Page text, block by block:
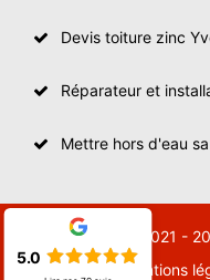
Devis toiture zinc
Réparateur et
Mettre hors d'eau
© 2021 -
Mentions
5.0